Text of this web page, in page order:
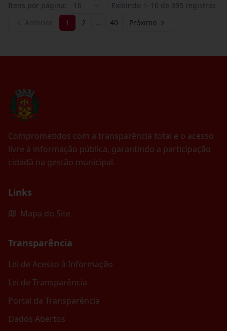
Itens por página: 10 Exibindo 1 –10 de 395 registros
1 2 … 40 Próximo
Comprometidos com a transparência total e o acesso
livre à informação pública, garantindo a participação
cidadã na gestão municipal.
Links
Mapa do Site
Transparência
Lei de Acesso à Informação
Lei de Transparência
Portal da Transparência
Dados Abertos